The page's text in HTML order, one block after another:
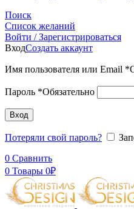
Поиск
Список желаний
Войти / Зарегистрироваться
ВходСоздать аккаунт
Имя пользователя или Email *
Пароль *Обязательно
Вход
Потеряли свой пароль?
0 Сравнить
0 Товары 0₽